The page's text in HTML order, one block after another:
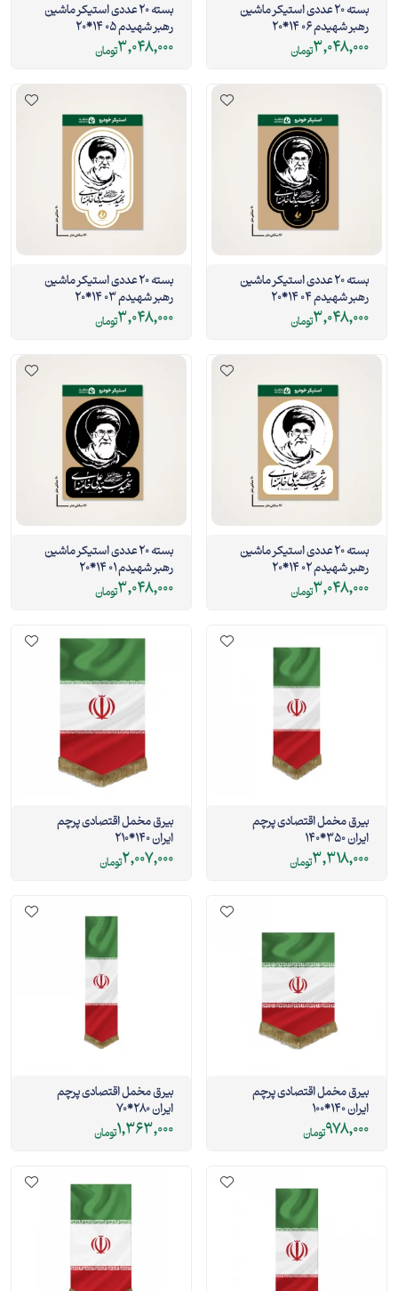
بسته 20 عددی استیکر ماشین
رهبر شهیدم 06 14*20
3,048,000تومان
بسته 20 عددی استیکر ماشین
رهبر شهیدم 05 14*20
3,048,000تومان
بسته 20 عددی استیکر ماشین
رهبر شهیدم 04 14*20
3,048,000تومان
بسته 20 عددی استیکر ماشین
رهبر شهیدم 03 14*20
3,048,000تومان
بسته 20 عددی استیکر ماشین
رهبر شهیدم 02 14*20
3,048,000تومان
بسته 20 عددی استیکر ماشین
رهبر شهیدم 01 14*20
3,048,000تومان
بیرق مخمل اقتصادی پرچم
ایران 350*140
3,318,000تومان
بیرق مخمل اقتصادی پرچم
ایران 140*210
2,007,000تومان
بیرق مخمل اقتصادی پرچم
ایران 140*100
978,000تومان
بیرق مخمل اقتصادی پرچم
ایران 280*70
1,363,000تومان